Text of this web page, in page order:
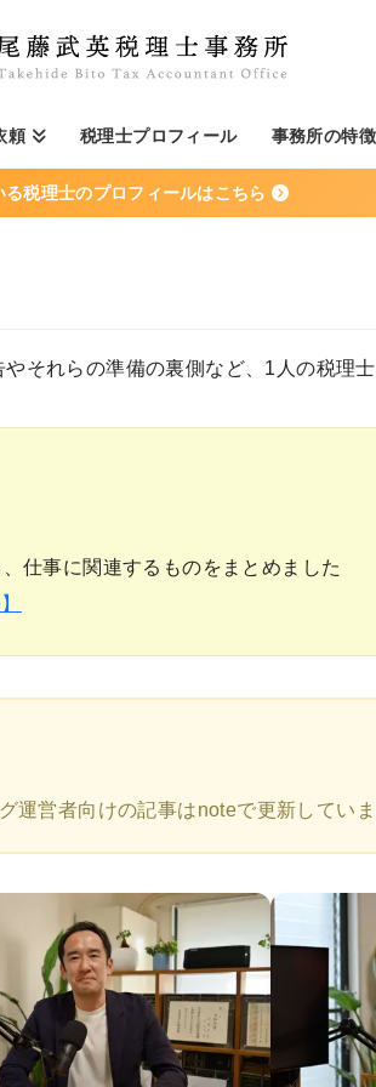
頼 税理士プロフィール 事務所の特徴
る税理士のプロフィールはこちら
それらの準備の裏側など、1人の税理
仕事に関連するものをまとめました
運営者向けの記事はnoteで更新してい